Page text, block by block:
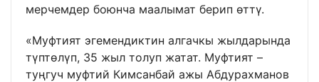
мерчемдер боюнча маалымат берип өттү.
«Муфтият эгемендиктин алгачкы жылдарында
түптөлүп, 35 жыл толуп жатат. Муфтият –
туңгуч муфтий Кимсанбай ажы Абдурахманов